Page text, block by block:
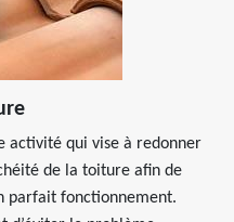
activité qui vise à redonner
de la toiture afin de
parfait fonctionnement.